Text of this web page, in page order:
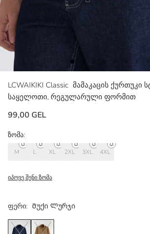
LCWAIKIKI Classic მამაკაცის ქურთუკი
საყელოთი, რეგულარული ფორმით
99,00 GEL
ფერი: Მუქი Ლურჯი
ზომა:
M L XL 2XL 3XL 4XL
იპოვე შენი ზომა